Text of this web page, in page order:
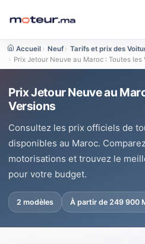
Accueil › Neuf › Tarifs et prix des
› Prix Jetour Neuve au Maroc : Toutes les
Prix Jetour Neuve au
Versions
Consultez les prix officiels de
disponibles au Maroc.
motorisations et trouvez le
pour votre budget.
2 modèles À partir de 249 900